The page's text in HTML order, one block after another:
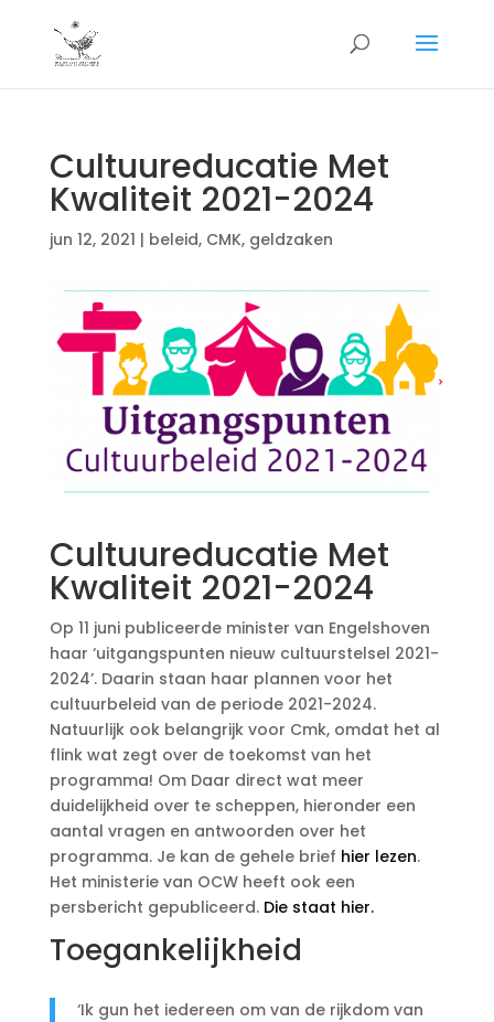
Cultuureducatie Met
Kwaliteit 2021-2024
jun 12, 2021 | beleid, CMK, geldzaken
Cultuureducatie Met
Kwaliteit 2021-2024
Op 11 juni publiceerde minister van Engelshoven
haar ‘uitgangspunten nieuw cultuurstelsel 2021-
2024’. Daarin staan haar plannen voor het
cultuurbeleid van de periode 2021-2024.
Natuurlijk ook belangrijk voor Cmk, omdat het al
flink wat zegt over de toekomst van het
programma! Om Daar direct wat meer
duidelijkheid over te scheppen, hieronder een
aantal vragen en antwoorden over het
programma. Je kan de gehele brief hier lezen.
Het ministerie van OCW heeft ook een
persbericht gepubliceerd. Die staat hier.
Toegankelijkheid
‘Ik gun het iedereen om van de rijkdom van